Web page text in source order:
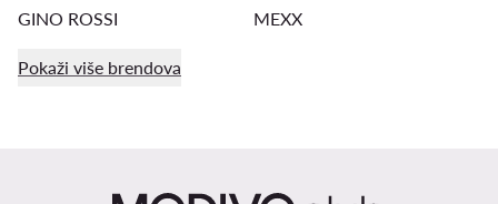
GINO ROSSI MEXX
Pokaži više brendova